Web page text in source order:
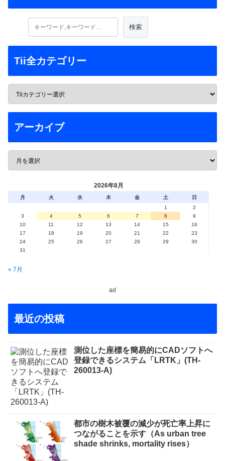
Tii全カテゴリー
アーカイブ
2026年8月
月 火 水 木 金 土
日
1
2
3
4 5 6 7 8
9
10
11 12 13 14 15
16
17
18 19 20 21 22
23
24
25 26 27 28 29
30
31
« 7月
ad
最近の投稿
測位した座標を簡易的にCADソフトへ
登録できるシステム「LRTK」(TH-
260013-A)
都市の樹木被覆の減少が死亡率上昇に
つながることを示す（As urban tree
shade shrinks, mortality rises）